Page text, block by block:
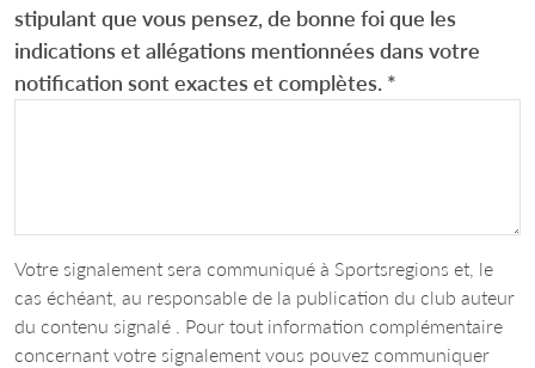
stipulant que vous pensez, de bonne foi que les
indications et allégations mentionnées dans votre
notification sont exactes et complètes. *
Votre signalement sera communiqué à Sportsregions et, le
cas échéant, au responsable de la publication du club auteur
du contenu signalé . Pour tout information complémentaire
concernant votre signalement vous pouvez communiquer